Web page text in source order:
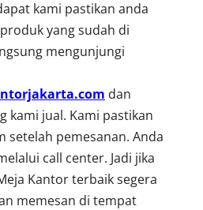
kami pastikan anda
yang sudah di
mengunjungi
dan
kami jual. Kami pastikan
setelah pemesanan. Anda
call center. Jadi jika
Kantor terbaik segera
memesan di tempat